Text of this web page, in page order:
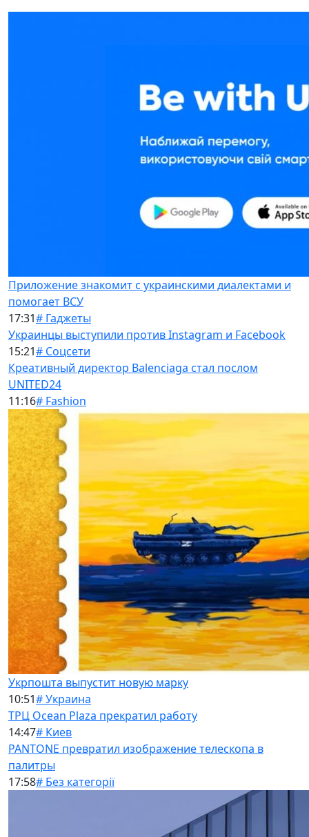
Приложение знакомит с украинскими диалектами и
помогает ВСУ
17:31# Гаджеты
Украинцы выступили против Instagram и Facebook
15:21# Соцсети
Креативный директор Balenciaga стал послом
UNITED24
11:16# Fashion
Укрпошта выпустит новую марку
10:51# Украина
ТРЦ Ocean Plaza прекратил работу
14:47# Киев
PANTONE превратил изображение телескопа в
палитры
17:58# Без категорії